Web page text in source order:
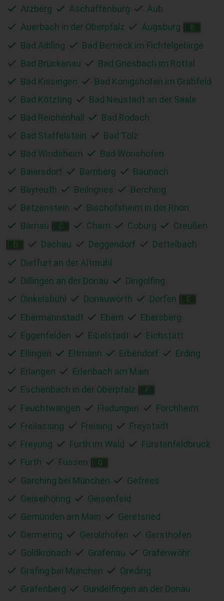
Arzberg
Aschaffenburg
Aub
Auerbach in der Oberpfalz
Augsburg B
Bad Aibling
Bad Berneck im Fichtelgebirge
Bad Brückenau
Bad Griesbach im Rottal
Bad Kissingen
Bad Königshofen im Grabfeld
Bad Kötzting
Bad Neustadt an der Saale
Bad Reichenhall
Bad Rodach
Bad Staffelstein
Bad Tölz
Bad Windsheim
Bad Wörishofen
Baiersdorf
Bamberg
Baunach
Bayreuth
Beilngries
Berching
Betzenstein
Bischofsheim in der Rhön
Bärnau
C Cham Coburg Creußen
D Dachau Deggendorf
Dettelbach
Dietfurt an der Altmühl
Dillingen an der Donau
Dingolfing
Dinkelsbühl
Donauwörth Dorfen E
Ebermannstadt Ebern
Ebersberg
Eggenfelden
Eibelstadt
Eichstätt
Ellingen
Eltmann Erbendorf
Erding
Erlangen
Erlenbach am Main
Eschenbach in der Oberpfalz
F
Feuchtwangen Fladungen
Forchheim
Freilassing
Freising
Freystadt
Freyung
Furth im Wald
Fürstenfeldbruck
Fürth
Füssen G
Garching bei München
Gefrees
Geiselhöring
Geisenfeld
Gemünden am Main
Geretsried
Germering
Gerolzhofen
Gersthofen
Goldkronach
Grafenau
Grafenwöhr
Grafing bei München
Greding
Gräfenberg
Gundelfingen an der Donau